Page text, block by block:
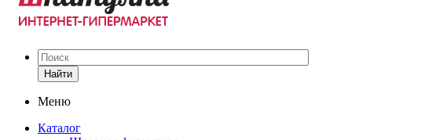
Найти
Меню
Каталог